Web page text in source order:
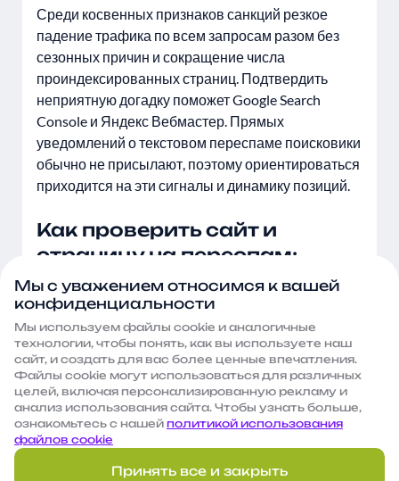
Среди косвенных признаков санкций резкое
падение трафика по всем запросам разом без
сезонных причин и сокращение числа
проиндексированных страниц. Подтвердить
неприятную догадку поможет Google Search
Console и Яндекс Вебмастер. Прямых
уведомлений о текстовом переспаме поисковики
обычно не присылают, поэтому ориентироваться
приходится на эти сигналы и динамику позиций.
Как проверить сайт и
страницу на переспам:
инструкция и сервисы
Сначала нужно оценить текст вручную, без
программ. Откройте страницу сайта и через
поиск по словам (Ctrl+F) посмотрите, как часто
повторяется главный ключ в первых абзацах и в
заголовке. Дальше в исходном коде проверяем
Title, Description и атрибуты alt — там не должно
быть перечисления запросов. После этого
смотрим на анкоры внутренних ссылок, и если
Мы с уважением относимся к вашей
конфиденциальности
Мы используем файлы сооkie и аналогичные
технологии, чтобы понять, как вы используете наш
сайт, и создать для вас более ценные впечатления.
Файлы сооkie могут использоваться для различных
целей, включая персонализированную рекламу и
анализ использования сайта. Чтобы узнать больше,
ознакомьтесь с нашей политикой использования
файлов cookie
Принять все и закрыть